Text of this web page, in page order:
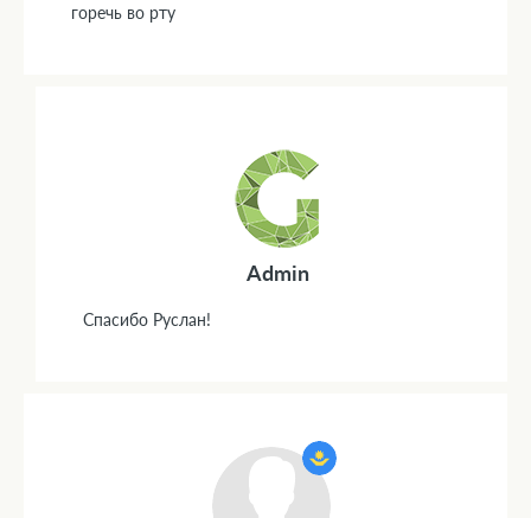
горечь во рту
Admin
Спасибо Руслан!